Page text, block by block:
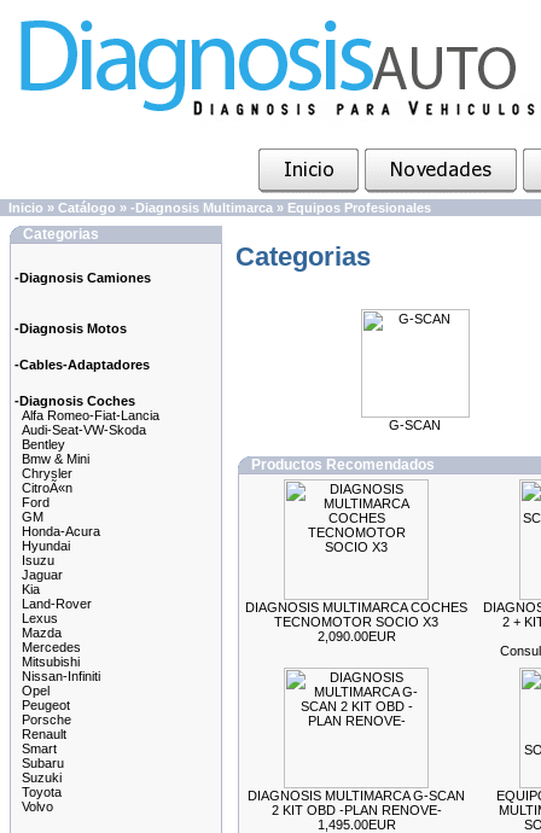
Inicio » Catálogo » -Diagnosis Multimarca » Equipos Profesionales
Categorias
-Diagnosis Camiones
-Diagnosis Motos
-Cables-Adaptadores
-Diagnosis Coches
Alfa Romeo-Fiat-Lancia
Audi-Seat-VW-Skoda
Bentley
Bmw & Mini
Chrysler
CitroÃ«n
Ford
GM
Honda-Acura
Hyundai
Isuzu
Jaguar
Kia
Land-Rover
Lexus
Mazda
Mercedes
Mitsubishi
Nissan-Infiniti
Opel
Peugeot
Porsche
Renault
Smart
Subaru
Suzuki
Toyota
Volvo
Categorias
G-SCAN
Productos Recomendados
DIAGNOSIS MULTIMARCA COCHES
TECNOMOTOR SOCIO X3
2,090.00EUR
2 +
DIAGNOSIS MULTIMARCA G-SCAN
2 KIT OBD -PLAN RENOVE-
1,495.00EUR